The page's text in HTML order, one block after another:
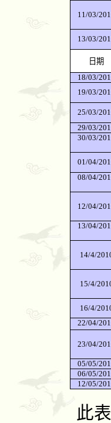
11/03/
13/03/
日期
18/03/
19/03/
25/03/
29/03/
30/03/
01/04/
08/04/
12/04/
13/04/
14/4/
15/4/
16/4/
22/04/
23/04/
05/05/
06/05/
12/05/
此